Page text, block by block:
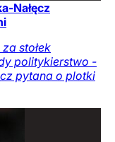
Nałęcz
stołek
politykierstwo -
pytana o plotki